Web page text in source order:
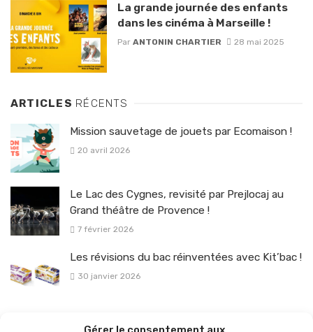
La grande journée des enfants
dans les cinéma à Marseille !
Par ANTONIN CHARTIER 28 mai 2025
ARTICLES RÉCENTS
Mission sauvetage de jouets par Ecomaison !
20 avril 2026
Le Lac des Cygnes, revisité par Prejlocaj au
Grand théâtre de Provence !
7 février 2026
Les révisions du bac réinventées avec Kit’bac !
30 janvier 2026